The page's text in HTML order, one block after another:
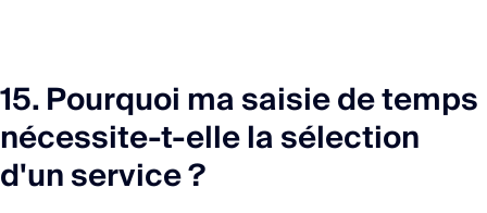
15. Pourquoi ma saisie de temps
nécessite-t-elle la sélection
d'un service ?